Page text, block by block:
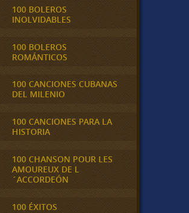
100 BOLEROS
INOLVIDABLES
100 BOLEROS
ROMÁNTICOS
100 CANCIONES CUBANAS
DEL MILENIO
100 CANCIONES PARA LA
HISTORIA
100 CHANSON POUR LES
AMOUREUX DE L
´ACCORDEÓN
100 ÉXITOS